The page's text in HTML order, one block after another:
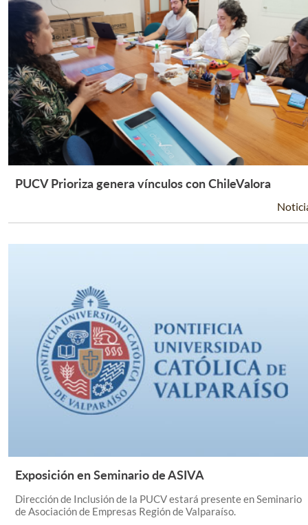
Leer Más +
PUCV Prioriza genera vínculos con ChileValora
Exposición en Seminario de ASIVA
Dirección de Inclusión de la PUCV estará presente en Seminario
de Asociación de Empresas Región de Valparaíso.